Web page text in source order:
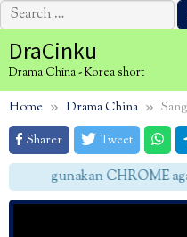
Search
for:
to
content
DraCinku
Drama China - Korea short
Home Drama China
Sharer
Tweet
gunakan CHROME